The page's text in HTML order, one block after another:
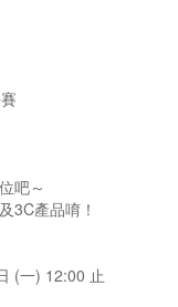
吧～
3C產品唷！
(一) 12:00 止